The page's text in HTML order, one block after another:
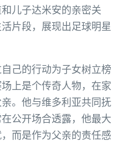
儿子达米安的亲密关
片段，展现出足球明星
己的行动为子女树立榜
上是个传奇人物，在家
。他与维多利亚共同抚
公开场合透露，他最大
而是作为父亲的责任感